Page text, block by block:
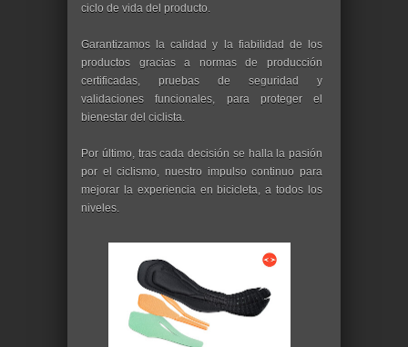
ciclo de vida del producto.
Garantizamos la calidad y la fiabilidad de los
productos gracias a normas de producción
certificadas, pruebas de seguridad y
validaciones funcionales, para proteger el
bienestar del ciclista.
Por último, tras cada decisión se halla la pasión
por el ciclismo, nuestro impulso continuo para
mejorar la experiencia en bicicleta, a todos los
niveles.